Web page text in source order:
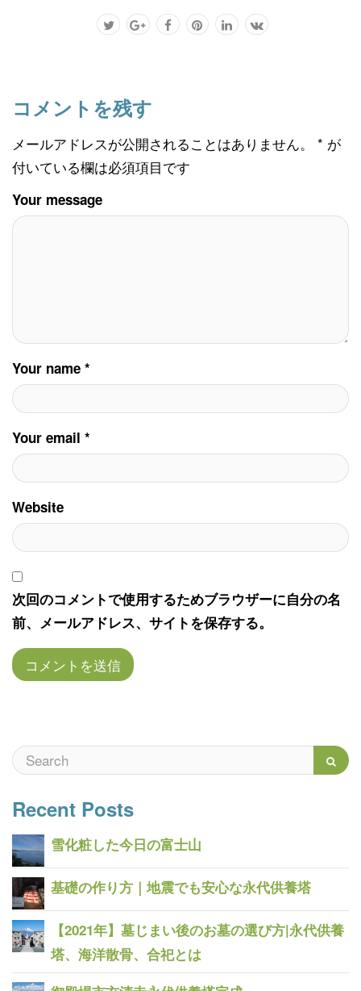
コメントを残す
メールアドレスが公開されることはありません。 * が
付いている欄は必須項目です
Your message
Your name *
Your email *
Website
次回のコメントで使用するためブラウザーに自分の名
前、メールアドレス、サイトを保存する。
Recent Posts
雪化粧した今日の富士山
基礎の作り方｜地震でも安心な永代供養塔
【2021年】墓じまい後のお墓の選び方|永代供養
塔、海洋散骨、合祀とは